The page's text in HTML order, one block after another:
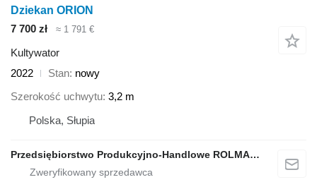
Dziekan ORION
7 700 zł
≈ 1 791 €
Kultywator
2022
Stan nowy
Szerokość uchwytu 3,2 m
Polska, Słupia
Przedsiębiorstwo Produkcyjno-Handlowe ROLMAPOL Marcin Dziekan